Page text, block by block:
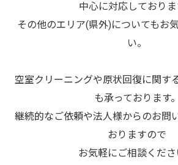
中心に対応しておりま
その他のエリア(県外)についてもお
い。
空室クリーニングや原状回復に関す
も承っております。
継続的なご依頼や法人様からのお問
おりますので
お気軽にご相談くださ